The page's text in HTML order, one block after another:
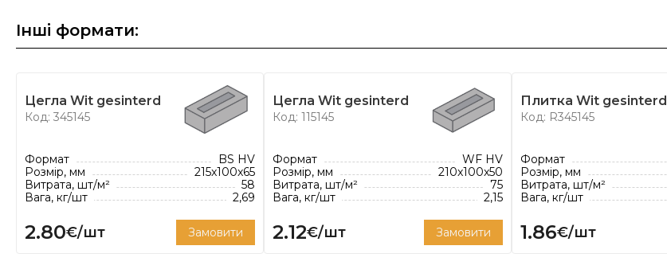
У співпраці з відомими архітекторами Rodruza поєднує естетику та
принципи сталого розвитку у гармонійній єдності.
Компанія розуміє, що будівля — це не просто споруда, а живий витвір
мистецтва, який прикрашає навколишнє середовище та залишає
незабутнє враження. Саме тому Rodruza виходить за рамки традиційної
облицювальної цегли і пропонує різні колекції, які одночасно виділяються
та органічно вписуються у навколишнє середовище. Фабрика Rodruza
надихає, консультує, створює та впроваджує інновації.
* Витрата цегли вказано з розрахунку рекомендованої товщини шва 12 мм.
Інші формати:
Цегла Wit gesinterd
Код: 345145
Формат
BS HV
Розмір, мм
215x100x65
Витрата, шт/м²
58
Вага, кг/шт
2,69
2.80€/шт Замовити
Цегла Wit gesinterd
Код: 115145
Формат
WF HV
Розмір, мм
210x100x50
Витрата, шт/м²
75
Вага, кг/шт
2,15
2.12€/шт Замовити
Плитка Wit gesinterd
Код: R345145
Формат
Розмір, мм
Витрата, шт/м²
Вага, кг/шт
1.86€/шт